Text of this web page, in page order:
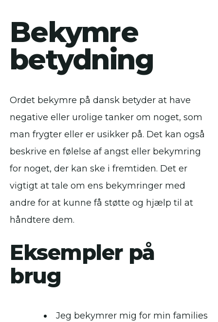
Bekymre
betydning
Ordet bekymre på dansk betyder at have
negative eller urolige tanker om noget, som
man frygter eller er usikker på. Det kan også
beskrive en følelse af angst eller bekymring
for noget, der kan ske i fremtiden. Det er
vigtigt at tale om ens bekymringer med
andre for at kunne få støtte og hjælp til at
håndtere dem.
Eksempler på
brug
Jeg bekymrer mig for min families